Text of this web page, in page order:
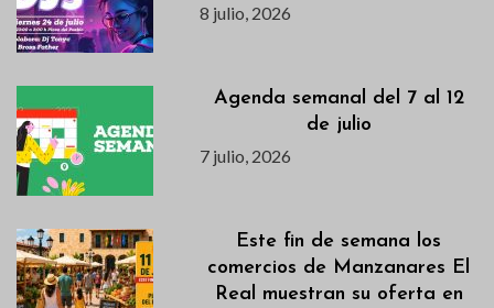
8 julio, 2026
Agenda semanal del 7 al 12
de julio
7 julio, 2026
Este fin de semana los
comercios de Manzanares El
Real muestran su oferta en